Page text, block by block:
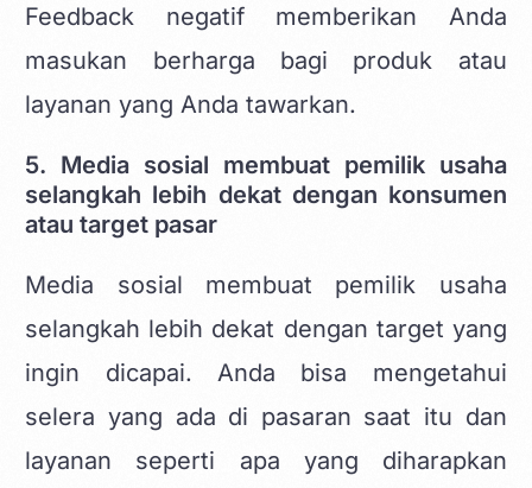
Feedback negatif memberikan Anda
masukan berharga bagi produk atau
layanan yang Anda tawarkan.
5. Media sosial membuat pemilik usaha
selangkah lebih dekat dengan konsumen
atau target pasar
Media sosial membuat pemilik usaha
selangkah lebih dekat dengan target yang
ingin dicapai. Anda bisa mengetahui
selera yang ada di pasaran saat itu dan
layanan seperti apa yang diharapkan